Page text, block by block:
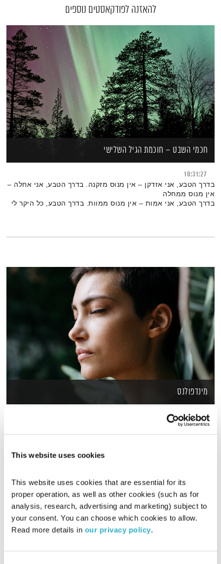
This website uses cookies
This website uses cookies that are essential for its
proper operation, as well as other cookies (such as for
analysis, research, advertising and marketing) subject to
your consent. You can choose which cookies to allow.
Read more details in our privacy policy.
להאזנה לפודקאסטים נוספים
חכמי השבט – חוכמת הגיל השלישי
10:31:27
בדרך הטבע, אני אזדקן – אין מנוס מזקנה. בדרך הטבע, אני אחלה –
אין מנוס ממחלה
בדרך הטבע, אני אמות – אין מנוס ממוות. בדרך הטבע, כל היקר לי
מינדפולנס
01:28:12
ד"ר ג'ון קבט-זין מגדיר מיינדפולנס כ"תשומת לב שמופנית באופן
מכוון אל מה שקורה עכשיו, ובאופן לא שיפוטי או ביקורתי".
הבודהיסטית. היא נושא למחקרים מדעיים המוכיחים את השפעתה
למיינדפולנס, מדע וחברה" ומנהל התוכנית להכשרת מורי
מיינדפולנס בגישת MBSR.